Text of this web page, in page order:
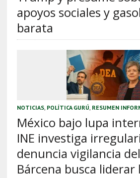
apoyos sociales y
barata
NOTICIAS, POLÍTICA GURÚ, RESUMEN
México bajo lupa
INE investiga
denuncia vigilancia
Bárcena busca liderar